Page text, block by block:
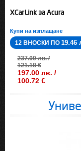
XCarLink за Acura
Купи на изплащане
12 ВНОСКИ ПО 19.46
237.00 лв. /
121.18 €
197.00 лв. /
100.72 €